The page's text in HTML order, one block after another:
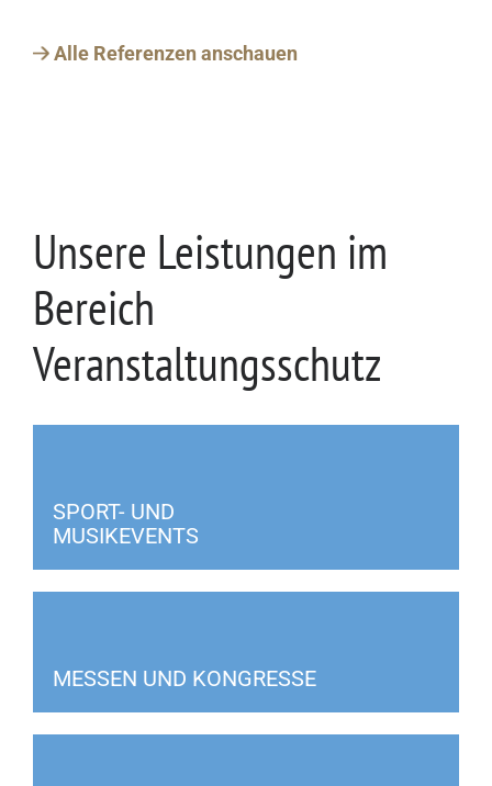
Alle Referenzen anschauen
Unsere Leistungen im
Bereich
Veranstaltungsschutz
SPORT- UND
MUSIKEVENTS
MESSEN UND KONGRESSE